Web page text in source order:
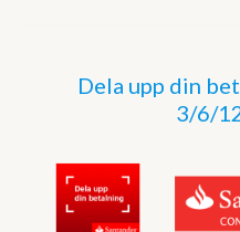
Dela upp din
3/6/